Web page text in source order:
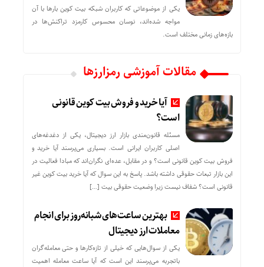
یکی از موضوعاتی که کاربران شبکه بیت کوین بارها با آن
مواجه شده‌اند، نوسان محسوس کارمزد تراکنش‌ها در
بازه‌های زمانی مختلف است.
مقالات آموزشی رمزارزها
آیا خرید و فروش بیت کوین قانونی
است؟
مسئله قانون‌مندی بازار ارز دیجیتال، یکی از دغدغه‌های
اصلی کاربران ایرانی است. بسیاری می‌پرسند آیا خرید و
فروش بیت کوین قانونی است؟ و در مقابل، عده‌ای نگران‌اند که مبادا فعالیت در
این بازار تبعات حقوقی داشته باشد. پاسخ به این سوال که آیا خرید بیت کوین غیر
قانونی است؟ شفاف نیست زیرا وضعیت حقوقی بیت‌ […]
بهترین ساعت‌های شبانه‌روز برای انجام
معاملات ارز دیجیتال
یکی از سوال‌هایی که خیلی از تازه‌کارها و حتی معامله‌گران
باتجربه می‌پرسند این است که آیا ساعت معامله اهمیت